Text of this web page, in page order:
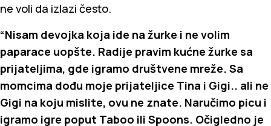
ne voli da izlazi često.
“Nisam devojka koja ide na žurke i ne volim
paparace uopšte. Radije pravim kućne žurke sa
prijateljima, gde igramo društvene mreže. Sa
momcima dođu moje prijateljice Tina i Gigi.. ali ne
Gigi na koju mislite, ovu ne znate. Naručimo picu i
igramo igre poput Taboo ili Spoons. Očigledno je